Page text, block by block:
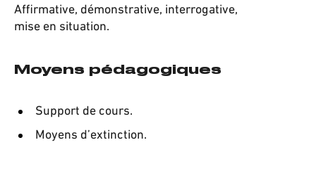
Affirmative, démonstrative, interrogative,
mise en situation.
Moyens pédagogiques
Support de cours.
Moyens d’extinction.